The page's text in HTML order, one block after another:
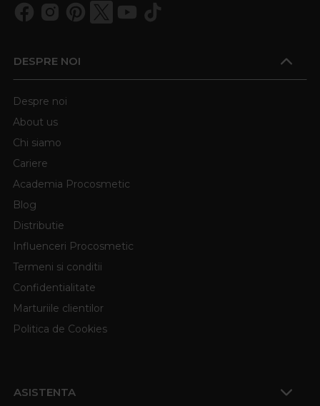
DESPRE NOI
Despre noi
About us
Chi siamo
Cariere
Academia Procosmetic
Blog
Distributie
Influenceri Procosmetic
Termeni si conditii
Confidentialitate
Marturiile clientilor
Politica de Cookies
ASISTENTA